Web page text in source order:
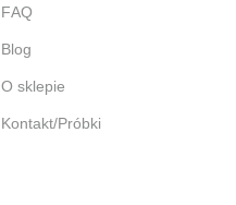
FAQ
Blog
O sklepie
Kontakt/Próbki